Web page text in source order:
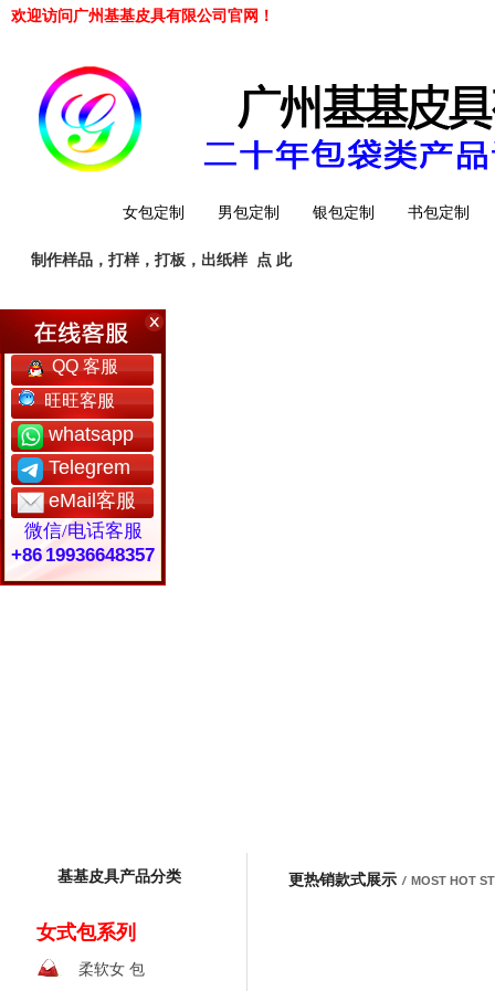
欢迎访问广州基基皮具有限公司官网！
女包定制 男包定制 银包定制 书包定制
工厂简介
制作样品，打样，打板，出纸样 点 此
基基皮具产品分类
女式包系列
柔软女 包
更热销款式展示 / MOST HOT
QQ 客服
旺旺客服
whatsapp
Telegrem
eMail客服
微信/电话客服
+86 19936648357